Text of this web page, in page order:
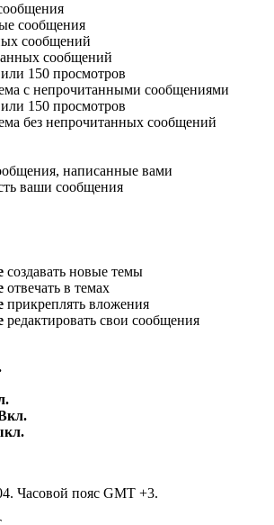
сообщения
сообщений
с непрочитанными сообщениями
без непрочитанных сообщений
ваши сообщения
создавать новые темы
отвечать в темах
прикреплять вложения
редактировать свои сообщения
. Часовой пояс GMT +3.